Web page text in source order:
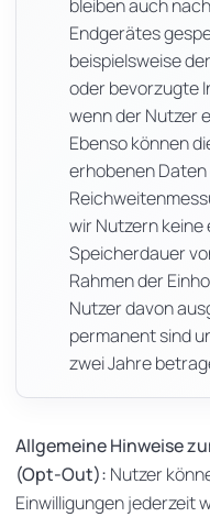
bleiben auch
Endgerätes
beispielsweise
oder bevorzugte
wenn der Nutzer
Ebenso können
erhobenen
wir Nutzern keine
Speicherdauer
Rahmen der
Nutzer davon
permanent sind
zwei Jahre
Allgemeine Hinweise
(Opt-Out): Nutzer
Einwilligungen jederzeit